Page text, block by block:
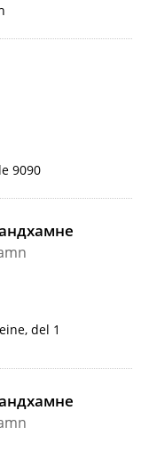
9090
del 1